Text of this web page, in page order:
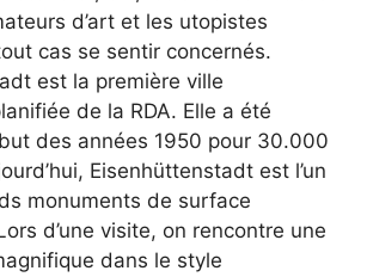
d’art et les utopistes
cas se sentir concernés.
est la première ville
de la RDA. Elle a été
des années 1950 pour 30.000
Eisenhüttenstadt est l’un
monuments de surface
d’une visite, on rencontre une
dans le style